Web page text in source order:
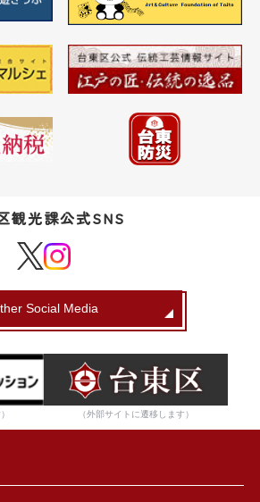
観光課公式SNS
Social Media
（外部サイトに遷移します）